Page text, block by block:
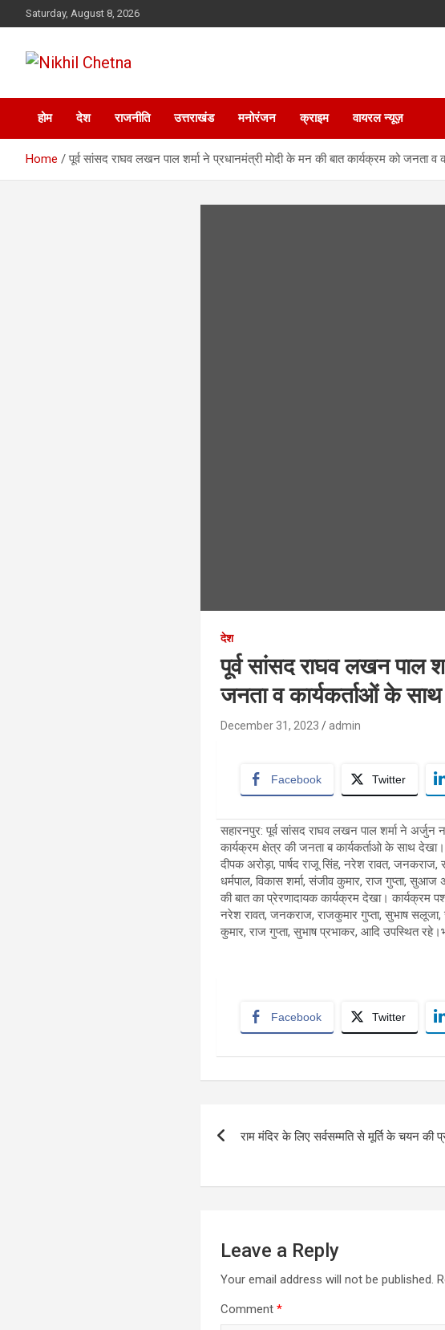
to
Saturday, August 8, 2026
Nikhil Chetna
होम देश राजनीति उत्तराखंड मनोरंजन क्राइम वायरल न्यूज़
Home पूर्व सांसद राघव लखन पाल शर्मा ने प्रधानमंत्री मोदी के मन की बात कार्यक्रम को जनता व
देश
पूर्व सांसद राघव लखन पाल
जनता व कार्यकर्ताओं के
December 31, 2023 admin
Facebook Twitter
सहारनपुर: पूर्व सांसद राघव लखन पाल शर्मा ने अर्जुन
कार्यक्रम क्षेत्र की जनता ब कार्यकर्ताओ के साथ
दीपक अरोड़ा, पार्षद राजू सिंह, नरेश रावत,
धर्मपाल, विकास शर्मा, संजीव कुमार, राज गुप्ता,
की बात का प्रेरणादायक कार्यक्रम देखा। कार्यक्रम
नरेश रावत, जनकराज, राजकुमार गुप्ता, सुभाष
कुमार, राज गुप्ता, सुभाष प्रभाकर, आदि उपस्थित
Facebook Twitter
navigation
राम मंदिर के लिए सर्वसम्मति से मूर्ति के चयन की
Leave a Reply
Your email address will not be published.
Comment*